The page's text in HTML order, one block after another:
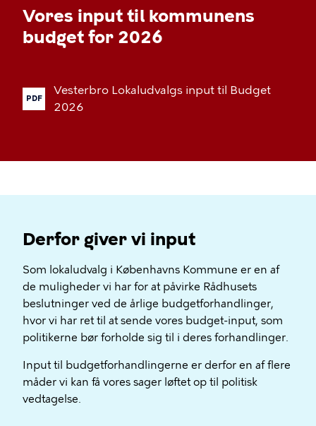
Vores input til kommunens
budget for 2026
PDF
Vesterbro Lokaludvalgs input til Budget
2026
Derfor giver vi input
Som lokaludvalg i Københavns Kommune er en af
de muligheder vi har for at påvirke Rådhusets
beslutninger ved de årlige budgetforhandlinger,
hvor vi har ret til at sende vores budget-input, som
politikerne bør forholde sig til i deres forhandlinger.
Input til budgetforhandlingerne er derfor en af flere
måder vi kan få vores sager løftet op til politisk
vedtagelse.